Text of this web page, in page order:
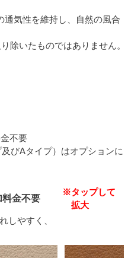
通気性を維持し、自然の風合
除いたものではありません。
不要
びAタイプ）はオプションに
金不要
※タップして
拡大
しやすく、